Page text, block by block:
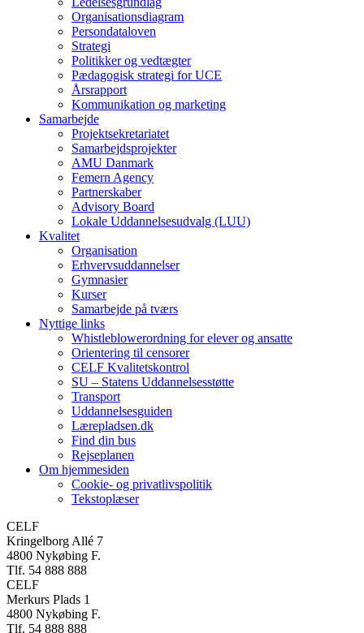
Organisationsdiagram
Persondataloven
Strategi
Politikker og vedtægter
Pædagogisk strategi for UCE
Årsrapport
Kommunikation og marketing
Samarbejde
Projektsekretariatet
Samarbejdsprojekter
AMU Danmark
Femern Agency
Partnerskaber
Advisory Board
Lokale Uddannelsesudvalg (LUU)
Kvalitet
Organisation
Erhvervsuddannelser
Gymnasier
Kurser
Samarbejde på tværs
Nyttige links
Whistleblowerordning for elever og ansatte
Orientering til censorer
CELF Kvalitetskontrol
SU – Statens Uddannelsesstøtte
Transport
Uddannelsesguiden
Lærepladsen.dk
Find din bus
Rejseplanen
Om hjemmesiden
Cookie- og privatlivspolitik
Tekstoplæser
CELF
Kringelborg Allé 7
4800 Nykøbing F.
Tlf. 54 888 888
CELF
Merkurs Plads 1
4800 Nykøbing F.
Tlf. 54 888 888